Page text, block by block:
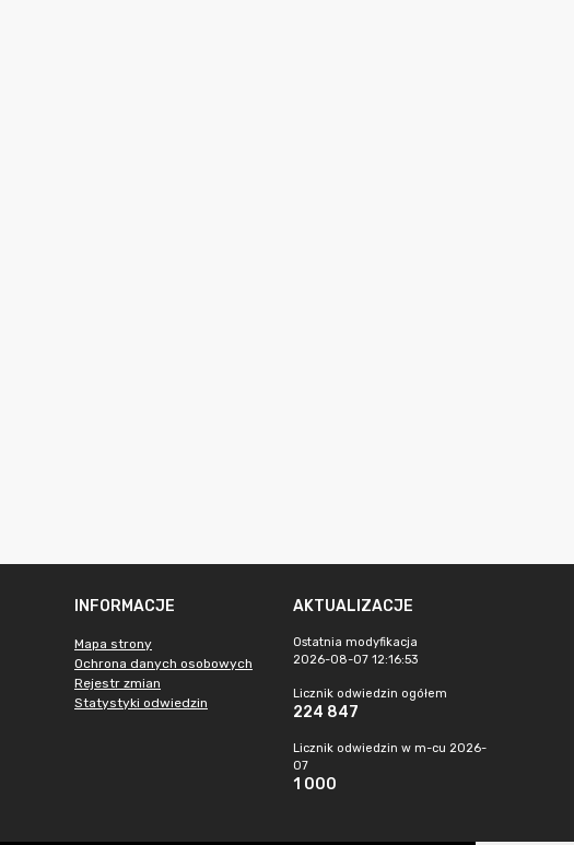
INFORMACJE
Mapa strony
Ochrona danych osobowych
Rejestr zmian
Statystyki odwiedzin
AKTUALIZACJE
Ostatnia modyfikacja
2026-08-07 12:16:53
Licznik odwiedzin ogółem
224 847
Licznik odwiedzin w m-cu 2026-
07
1 000